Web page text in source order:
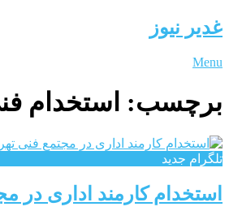
غدیر نیوز
Menu
برچسب: استخدام
تلگرام جدید
استخدام کارمند اداری در